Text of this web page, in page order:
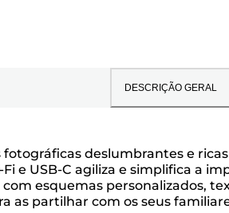
DESCRIÇÃO GERAL
fotográficas deslumbrantes e
e USB-C agiliza e simplifica a
esquemas personalizados,
as partilhar com os seus